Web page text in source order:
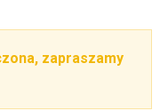
zapraszamy